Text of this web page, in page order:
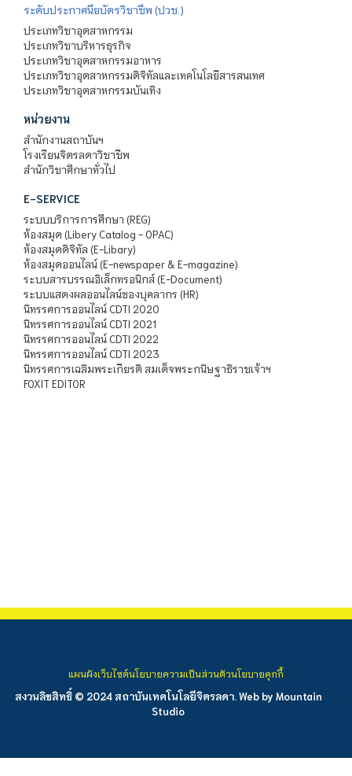
ระดับประกาศนียบัตรวิชาชีพ (ปวช.)
ประเภทวิชาอุตสาหกรรม
ประเภทวิชาบริหารธุรกิจ
ประเภทวิชาอุตสาหกรรมอาหาร
ประเภทวิชาอุตสาหกรรมดิจิทัลและเทคโนโลยีสารสนเทศ
ประเภทวิชาอุตสาหกรรมบันเทิง
หน่วยงาน
สำนักงานสถาบันฯ
โรงเรียนจิตรลดาวิชาชีพ
สำนักวิชาศึกษาทั่วไป
E-SERVICE
ระบบบริการการศึกษา (REG)
ห้องสมุด (Libery Catalog - OPAC)
ห้องสมุดดิจิทัล (E-Libary)
ห้องสมุดออนไลน์ (E-newspaper & E-magazine)
ระบบสารบรรณอิเล็กทรอนิกส์ (E-Document)
ระบบแสดงผลออนไลน์ของบุคลากร (HR)
นิทรรศการออนไลน์ CDTI 2020
นิทรรศการออนไลน์ CDTI 2021
นิทรรศการออนไลน์ CDTI 2022
นิทรรศการออนไลน์ CDTI 2023
นิทรรศการเฉลิมพระเกียรติ สมเด็จพระกนิษฐาธิราชเจ้าฯ
FOXIT EDITOR
สงวนลิขสิทธิ์ © 2024 สถาบันเทคโนโลยีจิตรลดา. Web by Mountain
Studio
แผนผังเว็บไซต์นโยบายความเป็นส่วนตัวนโยบายคุกกี้